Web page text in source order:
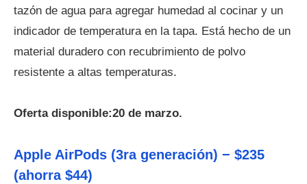
tazón de agua para agregar humedad al cocinar y un
indicador de temperatura en la tapa. Está hecho de un
material duradero con recubrimiento de polvo
resistente a altas temperaturas.
Oferta disponible:20 de marzo.
Apple AirPods (3ra generación) − $235
(ahorra $44)